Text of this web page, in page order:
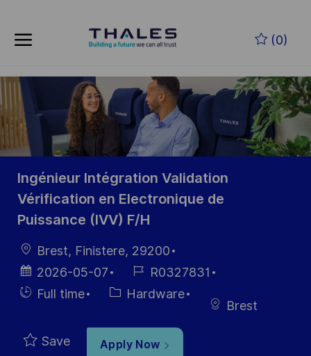
(0)
-
Ingénieur Intégration Validation
Vérification en Electronique de
Puissance (IVV) F/H
LocationBrest, Finistere, 29200
Posted
Date
2026-05-07
Job
Id
R0327831
HiringFull time CategoryHardware
Brest
Save Apply Now